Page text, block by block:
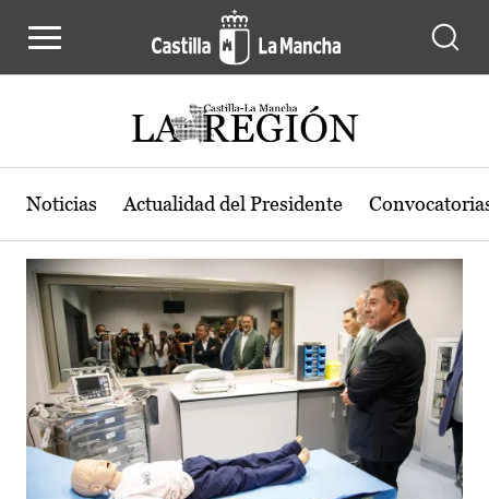
Actualidad de la región de Castilla-
Noticias Actualidad del Presidente